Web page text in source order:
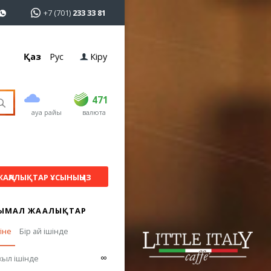
+7 (701) 233 33 81
Қаз Рус Кіру
ауа райы
471
USD 468.5
EUR 541.5
валюта
ҰСЫНЫҢЫЗ
ЖАҢАЛЫҚТАР
Бір ай ішінде
ішінде ∞